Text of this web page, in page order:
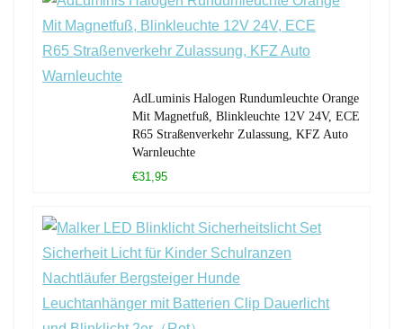
AdLuminis Halogen Rundumleuchte Orange
Mit Magnetfuß, Blinkleuchte 12V 24V, ECE
R65 Straßenverkehr Zulassung, KFZ Auto
Warnleuchte
€31,95